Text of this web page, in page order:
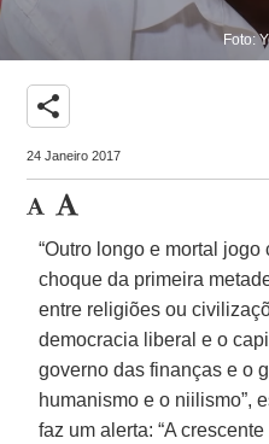
Foto:
share
24 Janeiro 2017
“Outro longo e mortal jogo
choque da primeira
entre religiões ou
democracia liberal e o
governo das finanças e o
humanismo e o niilismo”,
faz um alerta: “A